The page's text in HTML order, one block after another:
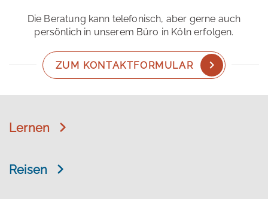
Die Beratung kann telefonisch, aber gerne auch
persönlich in unserem Büro in Köln erfolgen.
ZUM KONTAKTFORMULAR
Lernen
Reisen